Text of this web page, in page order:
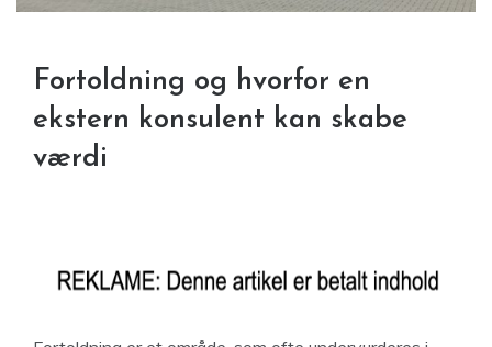
Fortoldning og hvorfor en
ekstern konsulent kan skabe
værdi